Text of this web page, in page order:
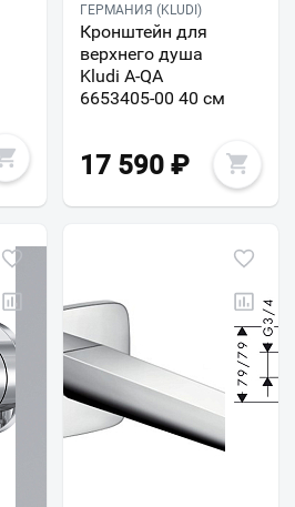
ГЕРМАНИЯ (KLUDI)
Кронштейн для
верхнего душа
Kludi A-QA
6653405-00 40 см
17 590 ₽